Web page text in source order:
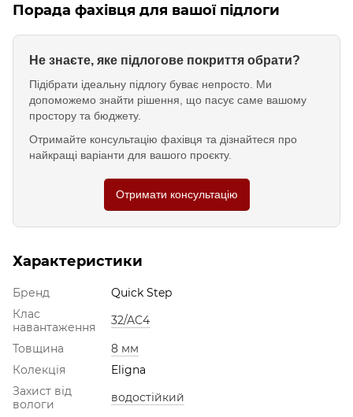
Порада фахівця для вашої підлоги
Не знаєте, яке підлогове покриття обрати?
Підібрати ідеальну підлогу буває непросто. Ми
допоможемо знайти рішення, що пасує саме вашому
простору та бюджету.
Отримайте консультацію фахівця та дізнайтеся про
найкращі варіанти для вашого проєкту.
Отримати консультацію
Характеристики
Бренд
Quick Step
Клас
навантаження
32/AC4
Товщина
8 мм
Колекція
Eligna
Захист від
вологи
водостійкий